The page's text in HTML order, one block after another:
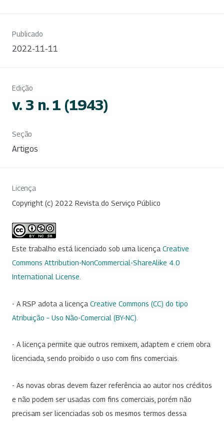
Publicado
2022-11-11
Edição
v. 3 n. 1 (1943)
Seção
Artigos
Licença
Copyright (c) 2022 Revista do Serviço Público
Este trabalho está licenciado sob uma licença Creative
Commons Attribution-NonCommercial-ShareAlike 4.0
International License
- A RSP adota a licença Creative Commons (CC) do tipo
Atribuição – Uso Não-Comercial (BY-NC)
- A licença permite que outros remixem, adaptem e criem obra
licenciada, sendo proibido o uso com fins comerciais.
- As novas obras devem fazer referência ao autor nos créditos
e não podem ser usadas com fins comerciais, porém não
precisam ser licenciadas sob os mesmos termos dessa